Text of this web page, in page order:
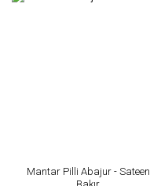
Mantar Pilli Abajur - Sateen